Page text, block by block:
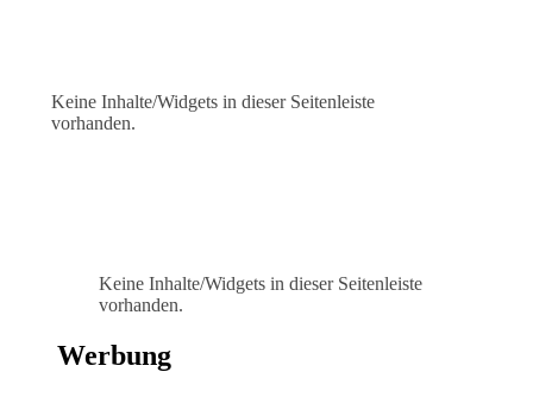
Keine Inhalte/Widgets in dieser Seitenleiste
vorhanden.
Keine Inhalte/Widgets in dieser Seitenleiste
vorhanden.
Werbung